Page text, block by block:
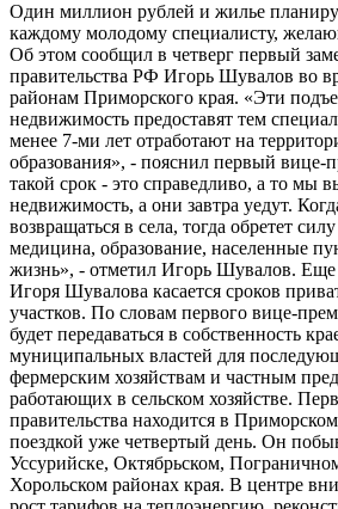
Один миллион рублей и жилье
каждому молодому специалисту,
Об этом сообщил в четверг первый
правительства РФ Игорь Шувалов во
районам Приморского края. «Эти
недвижимость предоставят тем
менее 7-ми лет отработают на
образования», - пояснил первый вице-
такой срок - это справедливо, а то мы
недвижимость, а они завтра уедут.
возвращаться в села, тогда обретет
медицина, образование, населенные
жизнь», - отметил Игорь Шувалов.
Игоря Шувалова касается сроков
участков. По словам первого вице-
будет передаваться в собственность
муниципальных властей для
фермерским хозяйствам и частным
работающих в сельском хозяйстве.
правительства находится в
поездкой уже четвертый день. Он
Уссурийске, Октябрьском,
Хорольском районах края. В центре